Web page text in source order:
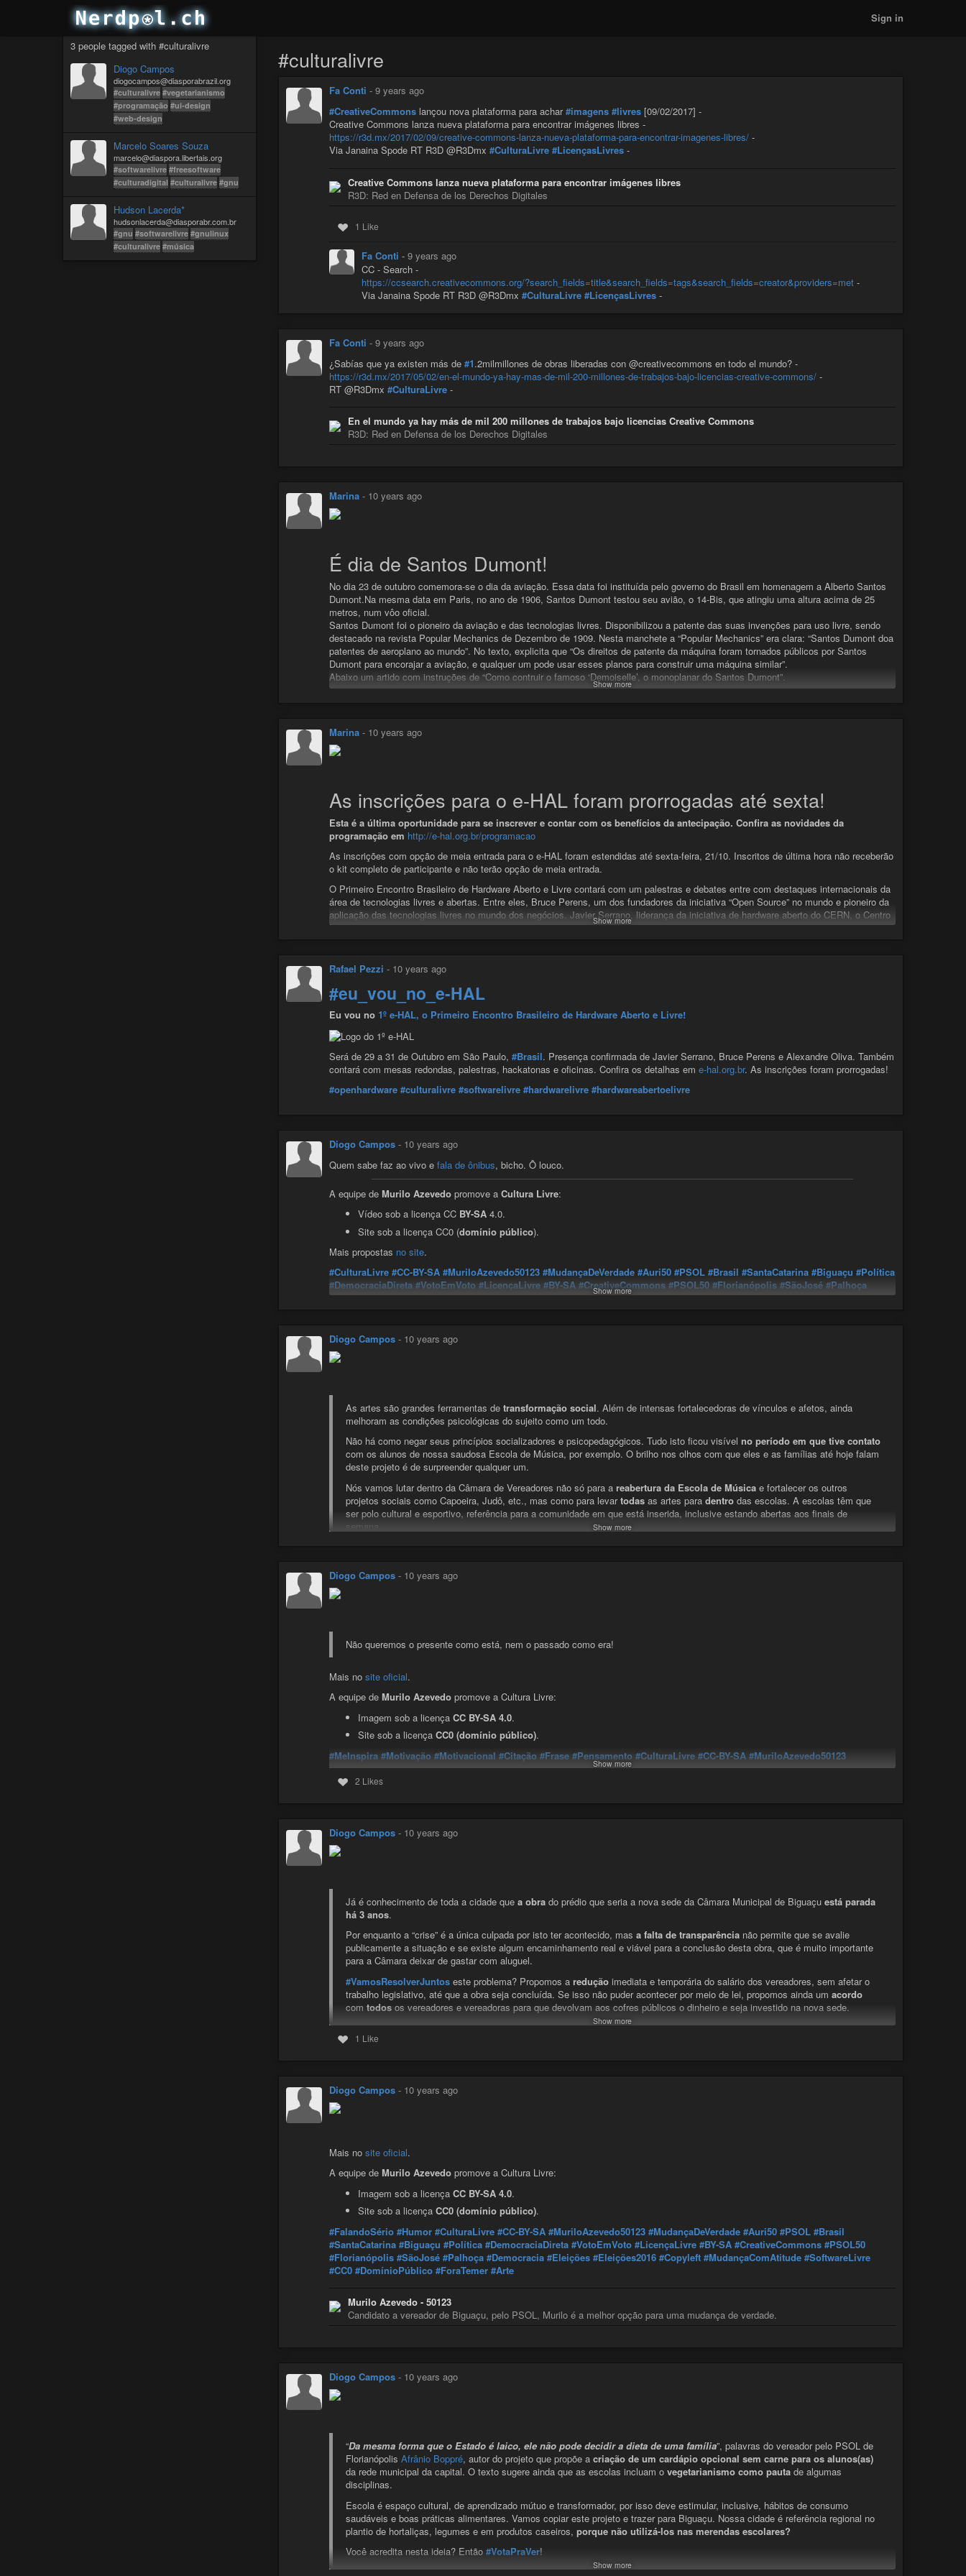
Sign in
3 people tagged with #culturalivre
Diogo Campos
diogocampos@diasporabrazil.org
#culturalivre #vegetarianismo
#programação #ui-design
#web-design
Marcelo Soares Souza
marcelo@diaspora.libertais.org
#softwarelivre #freesoftware
#culturadigital #culturalivre #gnu
Hudson Lacerda*
hudsonlacerda@diasporabr.com.br
#gnu #softwarelivre #gnulinux
#culturalivre #música
#culturalivre
Fa Conti - 9 years ago
#CreativeCommons lançou nova plataforma para achar#imagens #livres [09/02/2017] -
Creative Commons lanza nueva plataforma para encontrar imágenes libres -
https://r3d.mx/2017/02/09/creative-commons-lanza-nueva-plataforma-para-encontrar-imagenes-libres/ -
Via Janaina Spode RT R3D @R3Dmx #CulturaLivre #LicençasLivres -
Creative Commons lanza nueva plataforma para encontrar imágenes libres
R3D: Red en Defensa de los Derechos Digitales
1 Like
Fa Conti - 9 years ago
CC - Search -
https://ccsearch.creativecommons.org/?search_fields=title&search_fields=tags&search_fields=creator&providers=met -
Via Janaina Spode RT R3D @R3Dmx #CulturaLivre #LicençasLivres -
Fa Conti - 9 years ago
¿Sabías que ya existen más de #1.2milmillones de obras liberadas con @creativecommons en todo el mundo? -
https://r3d.mx/2017/05/02/en-el-mundo-ya-hay-mas-de-mil-200-millones-de-trabajos-bajo-licencias-creative-commons/ -
RT @R3Dmx #CulturaLivre -
En el mundo ya hay más de mil 200 millones de trabajos bajo licencias Creative Commons
R3D: Red en Defensa de los Derechos Digitales
Marina - 10 years ago
É dia de Santos Dumont!
No dia 23 de outubro comemora-se o dia da aviação. Essa data foi instituída pelo governo do Brasil em homenagem a Alberto Santos
Dumont.Na mesma data em Paris, no ano de 1906, Santos Dumont testou seu avião, o 14-Bis, que atingiu uma altura acima de 25
metros, num vôo oficial.
Santos Dumont foi o pioneiro da aviação e das tecnologias livres. Disponibilizou a patente das suas invenções para uso livre, sendo
destacado na revista Popular Mechanics de Dezembro de 1909. Nesta manchete a “Popular Mechanics” era clara: “Santos Dumont doa
patentes de aeroplano ao mundo”. No texto, explicita que “Os direitos de patente da máquina foram tornados públicos por Santos
Dumont para encorajar a aviação, e qualquer um pode usar esses planos para construir uma máquina similar”.
Abaixo um artido com instruções de “Como contruir o famoso ‘Demoiselle’, o monoplanar do Santos Dumont”.
#e-hal #sãopaulo #opensourcehardware
#openhardware
Show more
Marina - 10 years ago
As inscrições para o e-HAL foram prorrogadas até sexta!
Esta é a última oportunidade para se inscrever e contar com os benefícios da antecipação. Confira as novidades da
programação em http://e-hal.org.br/programacao
As inscrições com opção de meia entrada para o e-HAL foram estendidas até sexta-feira, 21/10. Inscritos de última hora não receberão
o kit completo de participante e não terão opção de meia entrada.
O Primeiro Encontro Brasileiro de Hardware Aberto e Livre contará com um palestras e debates entre com destaques internacionais da
área de tecnologias livres e abertas. Entre eles, Bruce Perens, um dos fundadores da iniciativa “Open Source” no mundo e pioneiro da
aplicação das tecnologias livres no mundo dos negócios. Javier Serrano, liderança da iniciativa de hardware aberto do CERN, o Centro
Europeu de Pesquisas Nucleares, também estará presente.
#openhardware #culturalivre
Show more
Rafael Pezzi - 10 years ago
#eu_vou_no_e-HAL
Eu vou no 1º e-HAL, o Primeiro Encontro Brasileiro de Hardware Aberto e Livre!
Será de 29 a 31 de Outubro em São Paulo, #Brasil. Presença confirmada de Javier Serrano, Bruce Perens e Alexandre Oliva. Também
contará com mesas redondas, palestras, hackatonas e oficinas. Confira os detalhas em e-hal.org.br. As inscrições foram prorrogadas!
#openhardware #culturalivre #softwarelivre #hardwarelivre #hardwareabertoelivre
Diogo Campos - 10 years ago
Quem sabe faz ao vivo e fala de ônibus, bicho. Ô louco.
A equipe de Murilo Azevedo promove a Cultura Livre:
Vídeo sob a licença CC BY-SA 4.0.
Site sob a licença CC0 (domínio público).
Mais propostas no site.
#CulturaLivre #CC-BY-SA #MuriloAzevedo50123 #MudançaDeVerdade #Auri50 #PSOL #Brasil #SantaCatarina #Biguaçu #Política
#DemocraciaDireta #VotoEmVoto #LicençaLivre #BY-SA #CreativeCommons #PSOL50 #Florianópolis #SãoJosé #Palhoça
#Democracia #Eleições #Eleições2016 #Copyleft #MudançaComAtitude #SoftwareLivre #CC0 #DomínioPúblico #ForaTemer
Show more
Diogo Campos - 10 years ago
As artes são grandes ferramentas de transformação social. Além de intensas fortalecedoras de vínculos e afetos, ainda
melhoram as condições psicológicas do sujeito como um todo.
Não há como negar seus princípios socializadores e psicopedagógicos. Tudo isto ficou visível no período em que tive contato
com os alunos de nossa saudosa Escola de Música, por exemplo. O brilho nos olhos com que eles e as famílias até hoje falam
deste projeto é de surpreender qualquer um.
Nós vamos lutar dentro da Câmara de Vereadores não só para a reabertura da Escola de Música e fortalecer os outros
projetos sociais como Capoeira, Judô, etc., mas como para levartodas as artes para dentro das escolas. A escolas têm que
ser polo cultural e esportivo, referência para a comunidade em que está inserida, inclusive estando abertas aos finais de
semana.
que queremos!
A equipe de
Imagem sob a licença
CC BY-SA 4.0
Site sob a licença
#VotaPraVer #Debate #Proposta #Sugestão #CulturaLivre
#PSOL #Brasil #SantaCatarina #Biguaçu #Política #DemocraciaDireta
#PSOL50 #Florianópolis #SãoJosé #Palhoça
#SoftwareLivre
#CC0 #DomínioPúblico #ForaTemer
Murilo Azevedo - 50123
Show more
Diogo Campos - 10 years ago
Não queremos o presente como está, nem o passado como era!
Mais no site oficial.
A equipe de Murilo Azevedo promove a Cultura Livre:
Imagem sob a licença CC BY-SA 4.0.
Site sob a licença CC0 (domínio público).
#MeInspira #Motivação #Motivacional #Citação #Frase #Pensamento #CulturaLivre #CC-BY-SA #MuriloAzevedo50123
#MudançaDeVerdade #Auri50 #PSOL #Brasil #SantaCatarina #Biguaçu #Política #DemocraciaDireta #VotoEmVoto #LicençaLivre
#BY-SA #CreativeCommons
Candidato a vereador de Biguaçu, pelo PSOL, Murilo é a melhor opção para uma mudança de verdade.
Show more
2 Likes
Diogo Campos - 10 years ago
Já é conhecimento de toda a cidade que a obra do prédio que seria a nova sede da Câmara Municipal de Biguaçu está parada
há 3 anos.
Por enquanto a “crise” é a única culpada por isto ter acontecido, mas a falta de transparência não permite que se avalie
publicamente a situação e se existe algum encaminhamento real e viável para a conclusão desta obra, que é muito importante
para a Câmara deixar de gastar com aluguel.
#VamosResolverJuntos este problema? Propomos a redução imediata e temporária do salário dos vereadores, sem afetar o
trabalho legislativo, até que a obra seja concluída. Se isso não puder acontecer por meio de lei, propomos ainda um acordo
com todos os vereadores e vereadoras para que devolvam aos cofres públicos o dinheiro e seja investido na nova sede.
Curta, comente, compartilhe, marque seu amigo e amiga que se interessa por este assunto e vamos construir juntos a Biguaçu
que queremos!
A equipe deMurilo Azevedopromove a Cultura Livre:
#VamosResolverJuntos
#CreativeCommons #PSOL50 #Florianópolis #SãoJosé
#MudançaComAtitude #SoftwareLivre #CC0
Murilo Azevedo - 50123
Candidato a vereador de Biguaçu, pelo PSOL, Murilo é a melhor opção para uma mudança de verdade.
Show more
1 Like
Diogo Campos - 10 years ago
Mais no site oficial.
A equipe de Murilo Azevedo promove a Cultura Livre:
Imagem sob a licença CC BY-SA 4.0.
Site sob a licença CC0 (domínio público).
#FalandoSério #Humor #CulturaLivre #CC-BY-SA #MuriloAzevedo50123 #MudançaDeVerdade #Auri50 #PSOL #Brasil
#SantaCatarina #Biguaçu #Política #DemocraciaDireta #VotoEmVoto #LicençaLivre #BY-SA #CreativeCommons #PSOL50
#Florianópolis #SãoJosé #Palhoça #Democracia #Eleições #Eleições2016 #Copyleft #MudançaComAtitude #SoftwareLivre
#CC0 #DomínioPúblico #ForaTemer #Arte
Murilo Azevedo - 50123
Candidato a vereador de Biguaçu, pelo PSOL, Murilo é a melhor opção para uma mudança de verdade.
Diogo Campos - 10 years ago
“Da mesma forma que o Estado é laico, ele não pode decidir a dieta de uma família”, palavras do vereador pelo PSOL de
Florianópolis Afrânio Boppré, autor do projeto que propõe a criação de um cardápio opcional sem carne para os alunos(as)
da rede municipal da capital. O texto sugere ainda que as escolas incluam o vegetarianismo como pauta de algumas
disciplinas.
Escola é espaço cultural, de aprendizado mútuo e transformador, por isso deve estimular, inclusive, hábitos de consumo
saudáveis e boas práticas alimentares. Vamos copiar este projeto e trazer para Biguaçu. Nossa cidade é referência regional no
plantio de hortaliças, legumes e em produtos caseiros, porque não utilizá-los nas merendas escolares?
Você acredita nesta ideia? Então #VotaPraVer!
Curta, comente, compartilhe, marque seu amigo e amiga que se interessa por este assunto e vamos construir juntos a Biguaçu
Show more